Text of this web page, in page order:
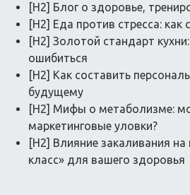
[H2] Блог о здоровье,
[H2] Еда против стресса:
[H2] Золотой стандарт
ошибиться
[H2] Как составить
будущему
[H2] Мифы о метаболизме:
маркетинговые уловки?
[H2] Влияние закаливания
класс» для вашего здоровья